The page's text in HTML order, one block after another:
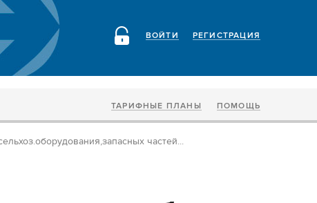
РЕГИСТРАЦИЯ
ВОЙТИ
ТАРИФНЫЕ ПЛАНЫ ПОМОЩЬ
частей...